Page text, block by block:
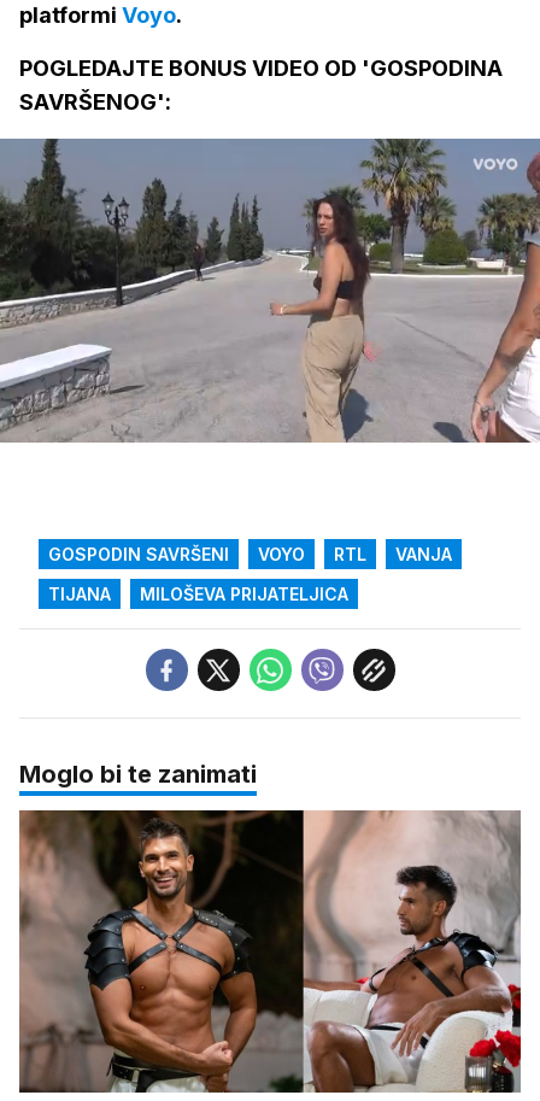
platformi Voyo.
POGLEDAJTE BONUS VIDEO OD 'GOSPODINA
SAVRŠENOG':
Upali
zvuk
Loaded:
33.51%
GOSPODIN SAVRŠENI VOYO RTL
VANJA
TIJANA
MILOŠEVA PRIJATELJICA
Moglo bi te zanimati